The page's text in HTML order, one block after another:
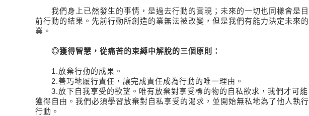
我們身上已然發生的事情，是過去行動的實現；未來的一切也同樣會是目
前行動的結果。先前行動所創造的業無法被改變，但是我們有能力決定未來的
業。
◎獲得智慧，從痛苦的束縛中解脫的三個原則：
1.放棄行動的成果。
2.善巧地履行責任，讓完成責任成為行動的唯一理由。
3.放下自我享受的欲望。唯有放棄對享受標的物的自私欲求，我們才可能
獲得自由。我們必須學習放棄對自私享受的渴求，並開始無私地為了他人執行
行動。